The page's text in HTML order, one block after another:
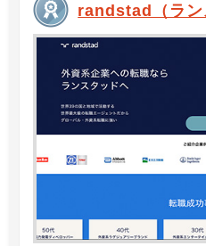
randstad（ラン